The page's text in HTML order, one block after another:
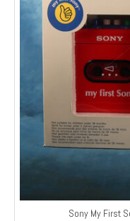
Sony My First